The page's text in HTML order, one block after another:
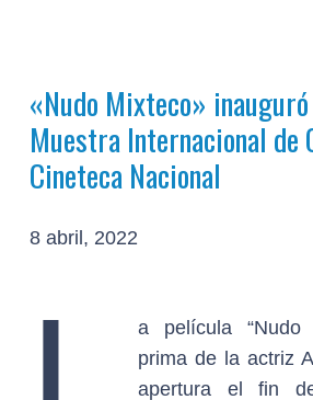
«Nudo Mixteco»
Muestra Internacional de
Cineteca Nacional
8 abril, 2022
a película “Nudo
prima de la actriz
apertura el fin